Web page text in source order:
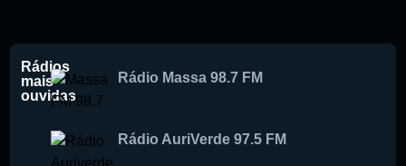
Rádios
mais
ouvidas
Rádio Massa 98.7 FM
Rádio AuriVerde 97.5 FM